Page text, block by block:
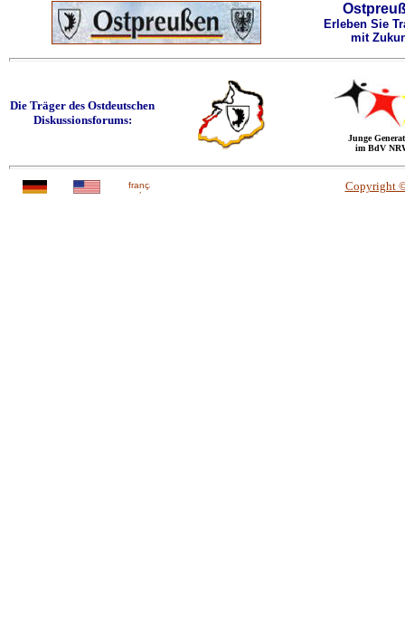
Erleben Sie
mit
Die Träger des Ostdeutschen
Diskussionsforums:
Junge
im BdV
Copyright